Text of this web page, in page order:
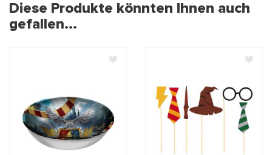
Diese Produkte könnten Ihnen auch
gefallen...